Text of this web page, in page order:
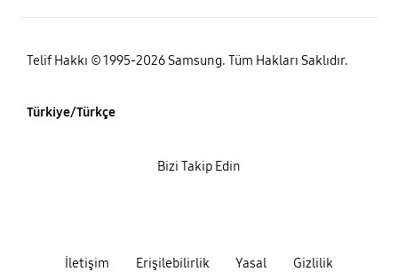
Telif Hakkı © 1995-2026 Samsung. Tüm Hakları Saklıdır.
Türkiye/Türkçe
İletişim Erişilebilirlik Yasal Gizlilik
Bizi Takip Edin